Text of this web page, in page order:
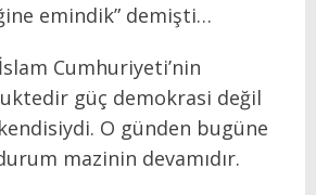
emindik” demişti…
Cumhuriyeti’nin
güç demokrasi değil
O günden bugüne
mazinin devamıdır.